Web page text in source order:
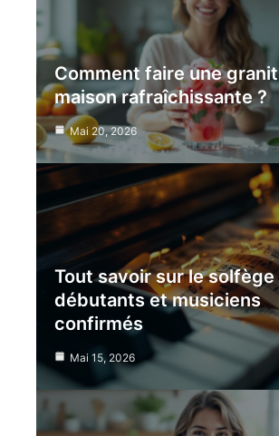
Comment faire une
maison rafraîchissante ?
Mai 20, 2026
Tout savoir sur le
débutants et musiciens
confirmés
Mai 15, 2026